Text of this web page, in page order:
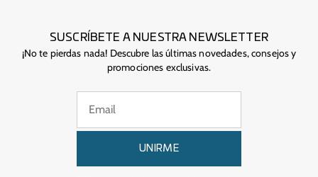
SUSCRÍBETE A NUESTRA NEWSLETTER
¡No te pierdas nada! Descubre las últimas novedades, consejos y
promociones exclusivas.
UNIRME